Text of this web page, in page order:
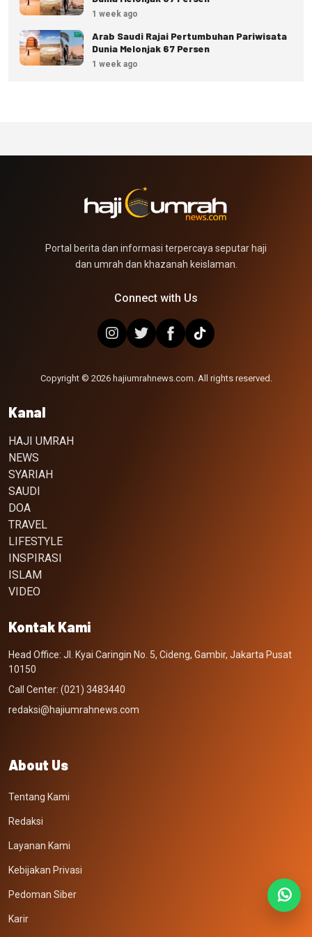
1 week ago
Arab Saudi Rajai Pertumbuhan Pariwisata
Dunia Melonjak 67 Persen
1 week ago
Portal berita dan informasi terpercaya seputar haji
dan umrah dan khazanah keislaman.
Connect with Us
Copyright © 2026 hajiumrahnews.com. All rights reserved.
Kanal
HAJI UMRAH
NEWS
SYARIAH
SAUDI
DOA
TRAVEL
LIFESTYLE
INSPIRASI
ISLAM
VIDEO
Kontak Kami
Head Office: Jl. Kyai Caringin No. 5, Cideng, Gambir, Jakarta Pusat
10150
Call Center: (021) 3483440
redaksi@hajiumrahnews.com
About Us
Tentang Kami
Redaksi
Layanan Kami
Kebijakan Privasi
Pedoman Siber
Karir